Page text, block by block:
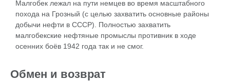
Малгобек лежал на пути немцев во время масштабного
похода на Грозный (с целью захватить основные районы
добычи нефти в СССР). Полностью захватить
малгобекские нефтяные промыслы противник в ходе
осенних боёв 1942 года так и не смог.
Обмен и возврат